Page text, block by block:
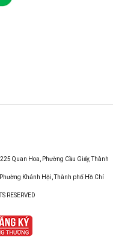
Quan Hoa, Phường Cầu Giấy, Thành
Khánh Hội, Thành phố Hồ Chí
RESERVED